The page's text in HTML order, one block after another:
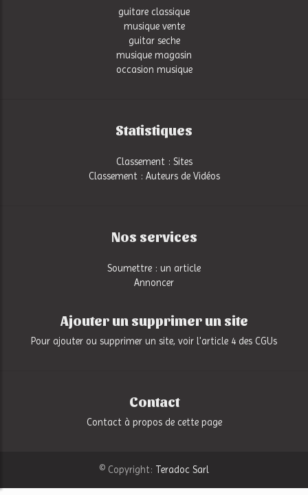
guitare classique
musique vente
guitar seche
musique magasin
occasion musique
Statistiques
Classement : Sites
Classement : Auteurs de Vidéos
Nos services
Soumettre : un article
Annoncer
Ajouter un supprimer un site
Pour ajouter ou supprimer un site, voir l'article 4 des CGUs
Contact
Contact à propos de cette page
© Copyright: Teradoc Sarl